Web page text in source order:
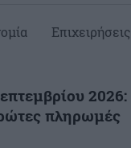
Επιχειρήσεις
πληρωμές